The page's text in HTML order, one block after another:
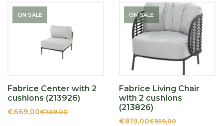
ON SALE
Fabrice Center with 2
cushions (213926)
€669,00€789,00
ON SALE
Fabrice Living Chair
with 2 cushions
(213826)
€819,00€959,00